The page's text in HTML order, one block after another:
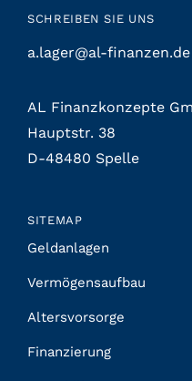
SCHREIBEN SIE UNS
a.lager@al-finanzen.de
AL Finanzkonzepte
Hauptstr. 38
D-48480 Spelle
SITEMAP
Geldanlagen
Vermögensaufbau
Altersvorsorge
Finanzierung